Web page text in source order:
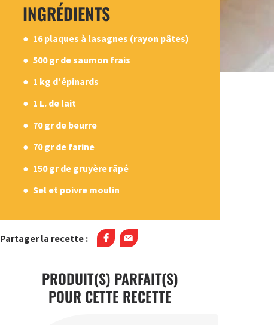
INGRÉDIENTS
16 plaques à lasagnes (rayon pâtes)
500 gr de saumon frais
1 kg d’épinards
1 L. de lait
70 gr de beurre
70 gr de farine
150 gr de gruyère râpé
Sel et poivre moulin
Partager la recette :
PRODUIT(S) PARFAIT(S)
POUR CETTE RECETTE